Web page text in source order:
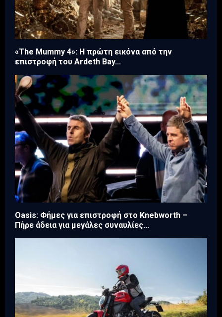
«The Mummy 4»: Η πρώτη εικόνα από την
επιστροφή του Ardeth Bay...
Oasis: Φήμες για επιστροφή στο Knebworth –
Πήρε άδεια για μεγάλες συναυλίες...